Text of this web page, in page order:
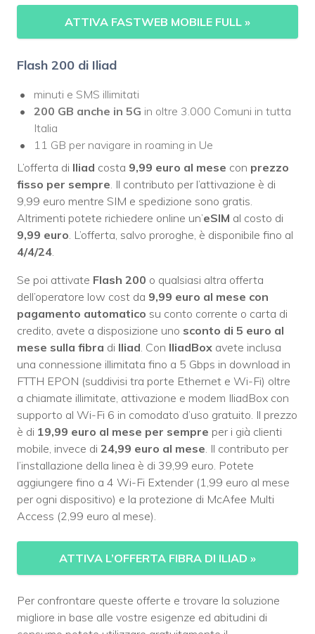
ATTIVA FASTWEB MOBILE FULL »
Flash 200 di Iliad
minuti e SMS illimitati
200 GB anche in 5G in oltre 3.000 Comuni in tutta
Italia
11 GB per navigare in roaming in Ue
L’offerta di Iliad costa 9,99 euro al mese con prezzo
fisso per sempre. Il contributo per l’attivazione è di
9,99 euro mentre SIM e spedizione sono gratis.
Altrimenti potete richiedere online un’eSIM al costo di
9,99 euro. L’offerta, salvo proroghe, è disponibile fino al
4/4/24.
Se poi attivate Flash 200 o qualsiasi altra offerta
dell’operatore low cost da 9,99 euro al mese con
pagamento automatico su conto corrente o carta di
credito, avete a disposizione uno sconto di 5 euro al
mese sulla fibra di Iliad. Con IliadBox avete inclusa
una connessione illimitata fino a 5 Gbps in download in
FTTH EPON (suddivisi tra porte Ethernet e Wi-Fi) oltre
a chiamate illimitate, attivazione e modem IliadBox con
supporto al Wi-Fi 6 in comodato d’uso gratuito. Il prezzo
è di 19,99 euro al mese per sempre per i già clienti
mobile, invece di 24,99 euro al mese. Il contributo per
l’installazione della linea è di 39,99 euro. Potete
aggiungere fino a 4 Wi-Fi Extender (1,99 euro al mese
per ogni dispositivo) e la protezione di McAfee Multi
Access (2,99 euro al mese).
ATTIVA L’OFFERTA FIBRA DI ILIAD »
Per confrontare queste offerte e trovare la soluzione
migliore in base alle vostre esigenze ed abitudini di